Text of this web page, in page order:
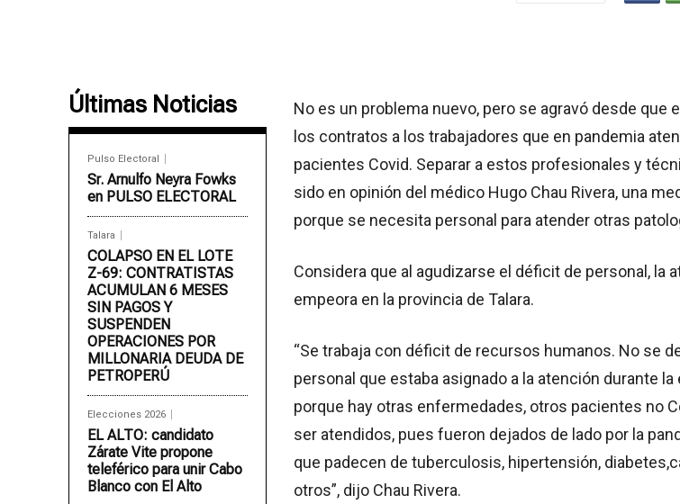
Últimas Noticias
Pulso Electoral
Sr. Arnulfo Neyra Fowks
en PULSO ELECTORAL
Talara
COLAPSO EN EL LOTE
Z-69: CONTRATISTAS
ACUMULAN 6 MESES
SIN PAGOS Y
SUSPENDEN
OPERACIONES POR
MILLONARIA DEUDA DE
PETROPERÚ
Elecciones 2026
EL ALTO: candidato
Zárate Vite propone
teleférico para unir Cabo
Blanco con El Alto
No es un problema nuevo, pero se agravó desde que
los contratos a los trabajadores que en pandemia
pacientes Covid. Separar a estos profesionales y
sido en opinión del médico Hugo Chau Rivera, una
porque se necesita personal para atender otras
Considera que al agudizarse el déficit de personal, la
empeora en la provincia de Talara.
“Se trabaja con déficit de recursos humanos. No se
personal que estaba asignado a la atención durante
porque hay otras enfermedades, otros pacientes no
ser atendidos, pues fueron dejados de lado por la
que padecen de tuberculosis, hipertensión,
otros”, dijo Chau Rivera.